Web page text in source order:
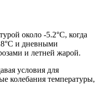
около -5.2°C, когда
и дневными
и летней жарой.
условия для
колебания температуры,